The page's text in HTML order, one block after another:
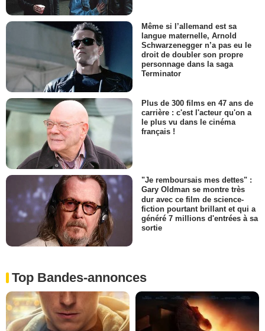
Même si l’allemand est sa
langue maternelle, Arnold
Schwarzenegger n’a pas eu le
droit de doubler son propre
personnage dans la saga
Terminator
Plus de 300 films en 47 ans de
carrière : c'est l'acteur qu'on a
le plus vu dans le cinéma
français !
"Je remboursais mes dettes" :
Gary Oldman se montre très
dur avec ce film de science-
fiction pourtant brillant et qui a
généré 7 millions d'entrées à sa
sortie
Top Bandes-annonces